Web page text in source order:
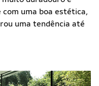
uma boa estética,
uma tendência até